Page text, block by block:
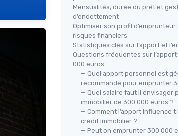
Mensualités, durée du prêt et
d’endettement
Optimiser son profil
risques financiers
Statistiques clés sur l’apport et
Questions fréquentes sur
000 euros
— Quel apport personnel est
recommandé pour emprunter
— Quel salaire faut il envisager
immobilier de 300 000 euros ?
— Comment l’apport influence t
crédit immobilier ?
— Peut on emprunter 300 000